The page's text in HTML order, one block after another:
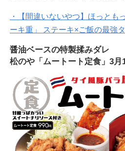
・【間違いないやつ】ほっとも
ーキ重」 ステーキ×ご飯の最強
醤油ベースの特製揉みダレ
松のや「ムートート定食」3月